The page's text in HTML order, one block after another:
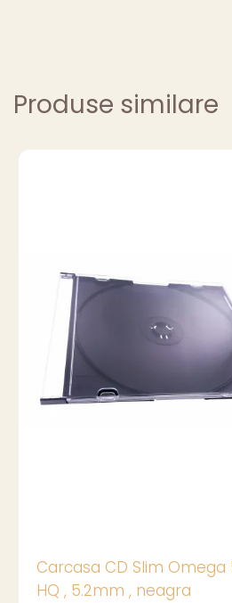
Produse similare
Carcasa CD Slim Omega
HQ , 5.2mm , neagra